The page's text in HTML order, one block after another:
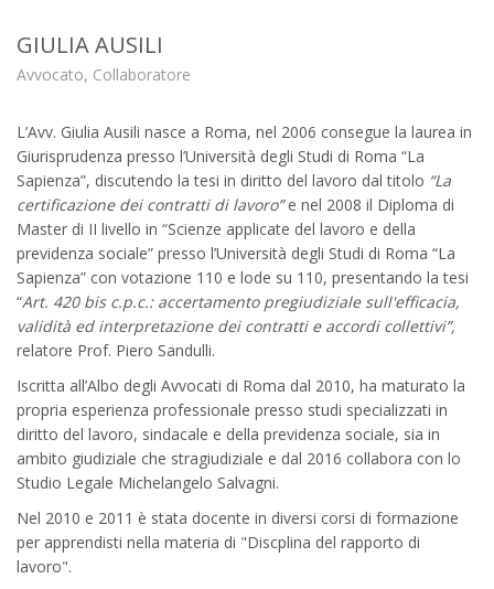
GIULIA AUSILI
Avvocato, Collaboratore
L’Avv. Giulia Ausili nasce a Roma, nel 2006 consegue la laurea in
Giurisprudenza presso l’Università degli Studi di Roma “La
Sapienza”, discutendo la tesi in diritto del lavoro dal titolo “La
certificazione dei contratti di lavoro”e nel 2008 il Diploma di
Master di II livello in “Scienze applicate del lavoro e della
previdenza sociale” presso l’Università degli Studi di Roma “La
Sapienza” con votazione 110 e lode su 110, presentando la tesi
“Art. 420 bis c.p.c.: accertamento pregiudiziale sull'efficacia,
validità ed interpretazione dei contratti e accordi collettivi”,
relatore Prof. Piero Sandulli.
Iscritta all’Albo degli Avvocati di Roma dal 2010, ha maturato la
propria esperienza professionale presso studi specializzati in
diritto del lavoro, sindacale e della previdenza sociale, sia in
ambito giudiziale che stragiudiziale e dal 2016 collabora con lo
Studio Legale Michelangelo Salvagni.
Nel 2010 e 2011 è stata docente in diversi corsi di formazione
per apprendisti nella materia di "Discplina del rapporto di
lavoro".